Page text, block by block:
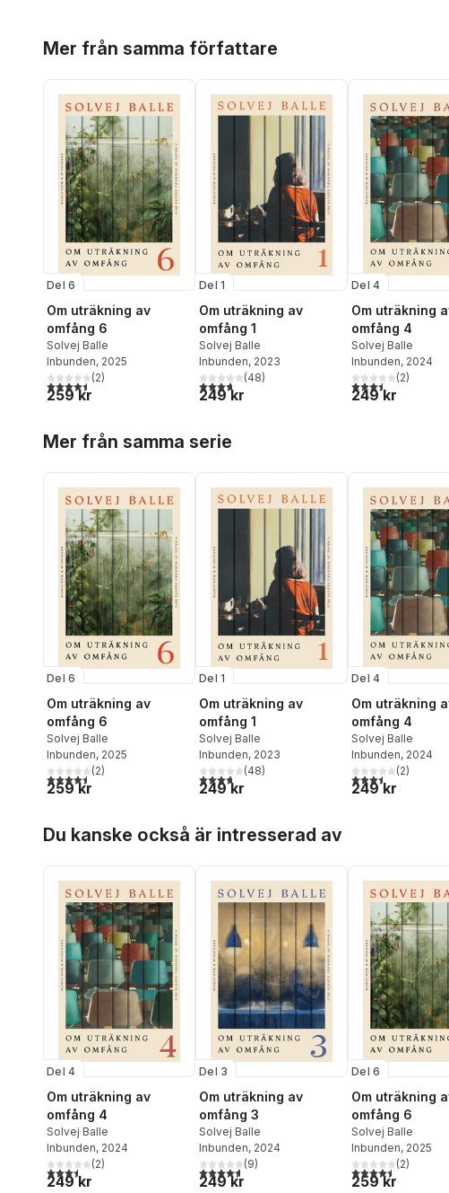
Mer från samma författare
Del 6
Om uträkning av
omfång 6
Solvej Balle
Inbunden, 2025
4,5utav 5 stjärnor. Totalt antal röster:
(2)
259 kr
Del 1
Om uträkning av
omfång 1
Solvej Balle
Inbunden, 2023
3,7utav 5 stjärnor. Totalt antal röster:
(48)
249 kr
Del 4
Om uträkning
omfång 4
Solvej Balle
Inbunden, 2024
3,5utav 5 stjärnor.
(2)
249 kr
Mer från samma serie
Del 6
Om uträkning av
omfång 6
Solvej Balle
Inbunden, 2025
4,5utav 5 stjärnor. Totalt antal röster:
(2)
259 kr
Del 1
Om uträkning av
omfång 1
Solvej Balle
Inbunden, 2023
3,7utav 5 stjärnor. Totalt antal röster:
(48)
249 kr
Del 4
Om uträkning
omfång 4
Solvej Balle
Inbunden, 2024
3,5utav 5 stjärnor.
(2)
249 kr
Du kanske också är intresserad av
Del 4
Om uträkning av
omfång 4
Solvej Balle
Inbunden, 2024
3,5utav 5 stjärnor. Totalt antal röster:
(2)
249 kr
Del 3
Om uträkning av
omfång 3
Solvej Balle
Inbunden, 2024
4,6utav 5 stjärnor. Totalt antal röster:
(9)
249 kr
Del 6
Om uträkning
omfång 6
Solvej Balle
Inbunden, 2025
4,5utav 5 stjärnor.
(2)
259 kr